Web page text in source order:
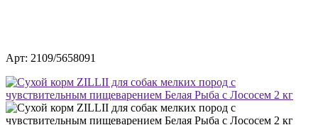
Арт: 2109/5658091